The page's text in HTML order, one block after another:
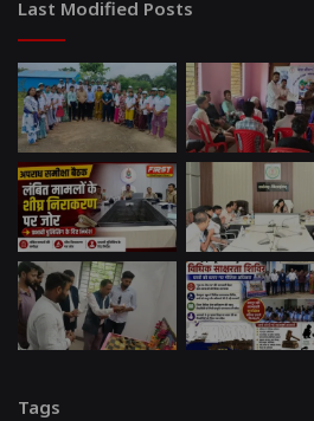
Last Modified Posts
Tags